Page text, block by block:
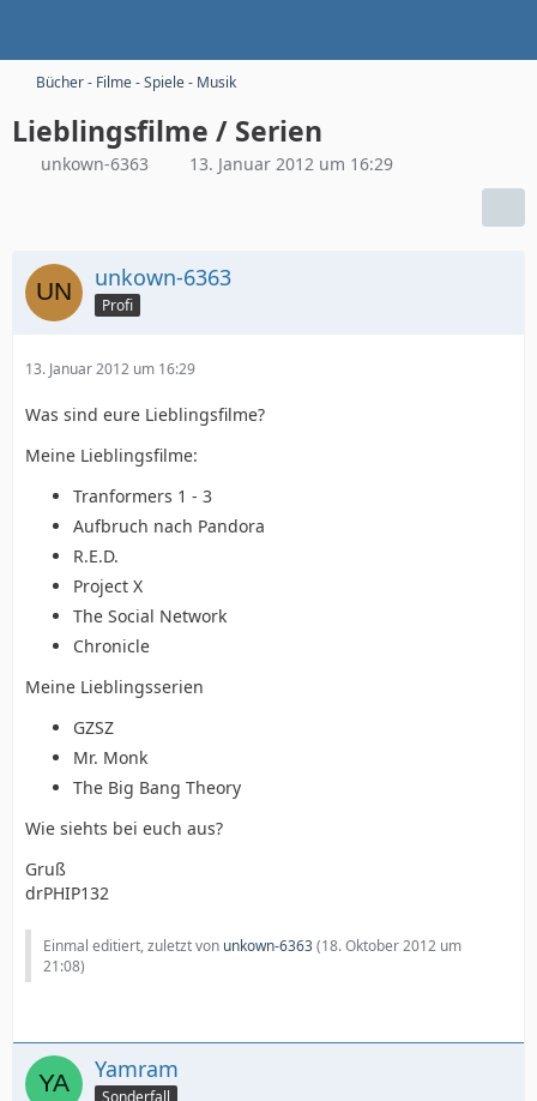
Bücher - Filme - Spiele - Musik
Lieblingsfilme / Serien
unkown-6363 13. Januar 2012 um 16:29
unkown-6363
Profi
13. Januar 2012 um 16:29
Was sind eure Lieblingsfilme?
Meine Lieblingsfilme:
Tranformers 1 - 3
Aufbruch nach Pandora
R.E.D.
Project X
The Social Network
Chronicle
Meine Lieblingsserien
GZSZ
Mr. Monk
The Big Bang Theory
Wie siehts bei euch aus?
Gruß
drPHIP132
Einmal editiert, zuletzt von unkown-6363(18. Oktober 2012 um
21:08)
Yamram
Sonderfall